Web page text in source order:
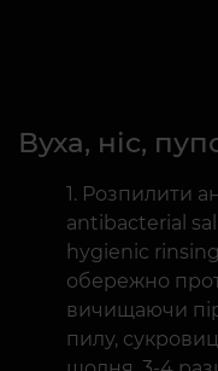
Вуха, ніс,
Розпилити
antibacterial
hygienic rinsing
обережно
вичищаючи
пилу,